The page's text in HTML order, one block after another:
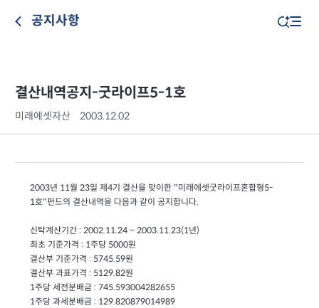
공지사항
결산내역공지-굿라이프5-1호
미래에셋자산 2003.12.02
2003년 11월 23일 제4기 결산을 맞이한 "미래에셋굿라이프혼합형5-
1호"펀드의 결산내역을 다음과 같이 공지합니다.
신탁계산기간 : 2002.11.24 ~ 2003.11.23(1년)
최초 기준가격 : 1주당 5000원
결산부 기준가격 : 5745.59원
결산부 과표가격 : 5129.82원
1주당 세전분배금 : 745.593004282655
1주당 과세분배금 : 129.820879014989